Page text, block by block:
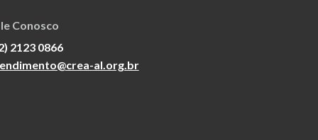
Conosco
2123 0866
al.org.br